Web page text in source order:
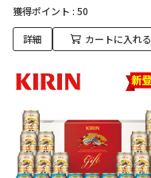
獲得ポイント : 50
詳細 カートに入れる